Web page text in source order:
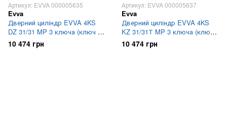
Артикул: EVVA 000005635
Evva
Дверний циліндр EVVA 4KS
DZ 31/31 MP 3 ключа (ключ -
ключ)
10 474 грн
Артикул: EVVA 000005637
Evva
Дверний циліндр EVVA 4KS
KZ 31/31Т MP 3 ключа (ключ -
тумблер)
10 474 грн